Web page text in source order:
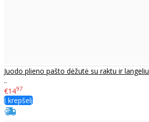
Juodo plieno pašto dėžutė su raktu ir langeliu
..
€1497
Į krepšelį